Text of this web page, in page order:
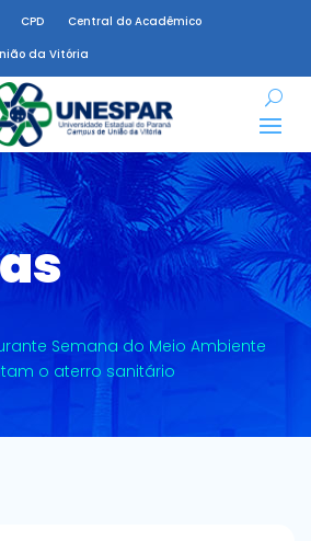
CPD
Central do Acadêmico
da Vitória
Semana do Meio Ambiente
o aterro sanitário